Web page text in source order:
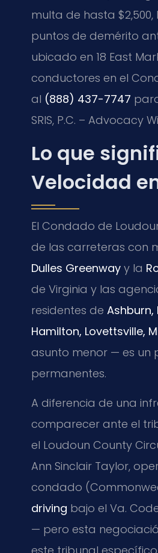
multa de hasta
puntos de demérito
ubicado en 18 East
conductores en el
al (888) 437-7747
SRIS, P.C. – Advocacy
Lo que
Velocidad
El Condado de
de las carreteras con
Dulles Greenway y la
de Virginia y las
residentes de Ashburn,
Hamilton, Lovettsville,
asunto menor — es un
permanentes.
A diferencia de una
comparecer ante el
el Loudoun County
Ann Sinclair Taylor,
condado
driving bajo el Va.
— pero esta